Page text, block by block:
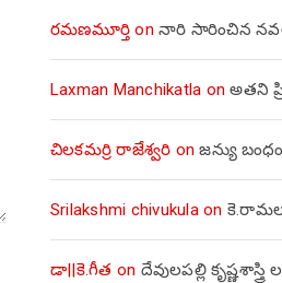
రమణమూర్తి onనారి సారించిన
Laxman Manchikatla onఅతని
చిలకమర్రి రాజేశ్వరి onజన్యు
Srilakshmi chivukulaon
డా||కె.గీత on దేవులపల్లి